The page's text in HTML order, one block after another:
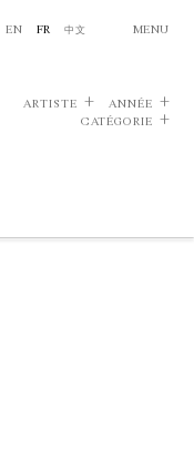
EN FR 中文 MENU
ARTISTE
ANNÉE
CATÉGORIE